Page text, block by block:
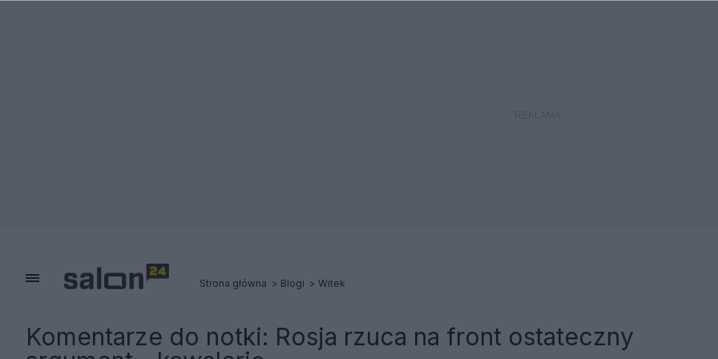
Strona główna Blogi Witek
Komentarze do notki: Rosja rzuca na front ostateczny